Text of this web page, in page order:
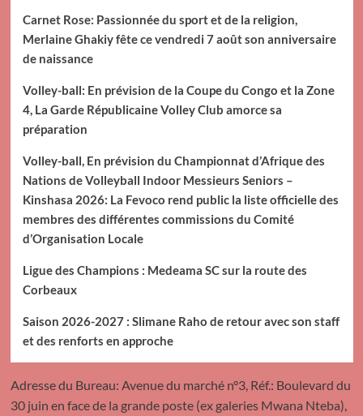
Carnet Rose: Passionnée du sport et de la religion,
Merlaine Ghakiy fête ce vendredi 7 août son anniversaire
de naissance
Volley-ball: En prévision de la Coupe du Congo et la Zone
4, La Garde Républicaine Volley Club amorce sa
préparation
Volley-ball, En prévision du Championnat d’Afrique des
Nations de Volleyball Indoor Messieurs Seniors –
Kinshasa 2026: La Fevoco rend public la liste officielle des
membres des différentes commissions du Comité
d’Organisation Locale
Ligue des Champions : Medeama SC sur la route des
Corbeaux
Saison 2026-2027 : Slimane Raho de retour avec son staff
et des renforts en approche
Adresse du Bureau: Avenue du marché n°3, Réf.: Boulevard du
30 juin en face de la grande poste (ex galeries Mwana Nteba),